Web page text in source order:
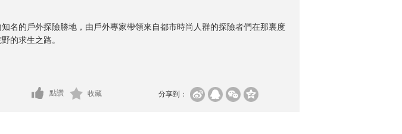
知名的戶外探險勝地，由戶外專家帶領來自都市時尚人群的探險者們在那裏度
的求生之路。
分享到：
點讚 收藏